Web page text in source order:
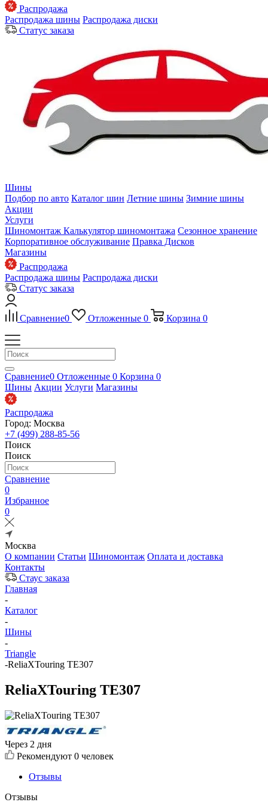
Распродажа
Распродажа шины Распродажа диски
Статус заказа
Шины
Подбор по авто Каталог шин Летние шины Зимние шины
Акции
Услуги
Шиномонтаж Калькулятор шиномонтажа Сезонное хранение
Корпоративное обслуживание Правка Дисков
Магазины
Распродажа
Распродажа шины Распродажа диски
Статус заказа
Сравнение0 Отложенные 0 Корзина 0
Сравнение0 Отложенные 0 Корзина 0
Шины Акции Услуги Магазины
Распродажа
Город: Москва
+7 (499) 288-85-56
Поиск
Поиск
Сравнение
0
Избранное
0
Москва
О компании Статьи Шиномонтаж Оплата и доставка
Контакты
Стаус заказа
Главная
-
Каталог
-
Шины
-
Triangle
-ReliaXTouring TE307
ReliaXTouring TE307
Через 2 дня
Рекомендуют 0 человек
Отзывы
Отзывы